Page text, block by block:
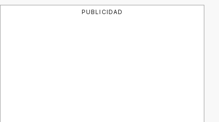
PUBLICIDAD